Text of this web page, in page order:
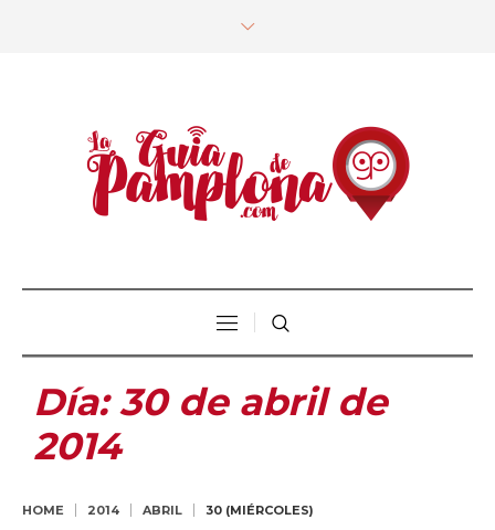
Día:30 de abril de
2014
HOME 2014 ABRIL 30 (MIÉRCOLES)